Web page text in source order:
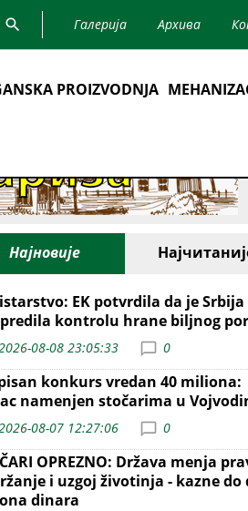
Галерија Архива
PROIZVODNJA
Најновије
EK potvrdila da je Srbija
kontrolu hrane biljnog
08-08 23:05:33 0
konkurs vredan 40 miliona:
namenjen stočarima u
08-07 12:27:06 0
OPREZNO: Država menja
i uzgoj životinja - kazne do
dinara